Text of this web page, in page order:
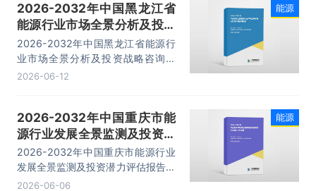
2026-2032年中国黑龙江省
能源行业市场全景分析及投资
战略咨询报告
2026-2032年中国黑龙江省能源行
业市场全景分析及投资战略咨询报
告，主要包括产业运行动态分析、企
2026-06-12
能源
2026-2032年中国重庆市能
源行业发展全景监测及投资潜
力评估报告
2026-2032年中国重庆市能源行业
发展全景监测及投资潜力评估报告，
主要包括行业领先企业经营形势分
2026-06-06
能源